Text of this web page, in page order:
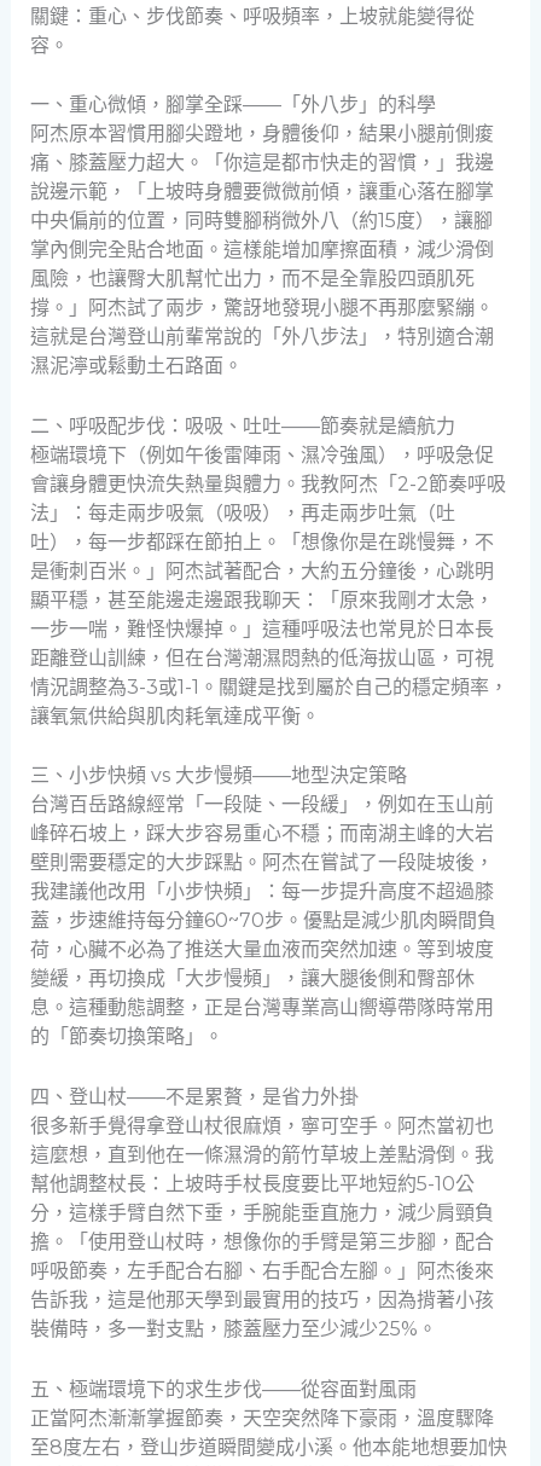
關鍵：重心、步伐節奏、呼吸頻率，上坡就能變得從
容。
一、重心微傾，腳掌全踩——「外八步」的科學
阿杰原本習慣用腳尖蹬地，身體後仰，結果小腿前側痠
痛、膝蓋壓力超大。「你這是都市快走的習慣，」我邊
說邊示範，「上坡時身體要微微前傾，讓重心落在腳掌
中央偏前的位置，同時雙腳稍微外八（約15度），讓腳
掌內側完全貼合地面。這樣能增加摩擦面積，減少滑倒
風險，也讓臀大肌幫忙出力，而不是全靠股四頭肌死
撐。」阿杰試了兩步，驚訝地發現小腿不再那麼緊繃。
這就是台灣登山前輩常說的「外八步法」，特別適合潮
濕泥濘或鬆動土石路面。
二、呼吸配步伐：吸吸、吐吐——節奏就是續航力
極端環境下（例如午後雷陣雨、濕冷強風），呼吸急促
會讓身體更快流失熱量與體力。我教阿杰「2-2節奏呼吸
法」：每走兩步吸氣（吸吸），再走兩步吐氣（吐
吐），每一步都踩在節拍上。「想像你是在跳慢舞，不
是衝刺百米。」阿杰試著配合，大約五分鐘後，心跳明
顯平穩，甚至能邊走邊跟我聊天：「原來我剛才太急，
一步一喘，難怪快爆掉。」這種呼吸法也常見於日本長
距離登山訓練，但在台灣潮濕悶熱的低海拔山區，可視
情況調整為3-3或1-1。關鍵是找到屬於自己的穩定頻率，
讓氧氣供給與肌肉耗氧達成平衡。
三、小步快頻 vs 大步慢頻——地型決定策略
台灣百岳路線經常「一段陡、一段緩」，例如在玉山前
峰碎石坡上，踩大步容易重心不穩；而南湖主峰的大岩
壁則需要穩定的大步踩點。阿杰在嘗試了一段陡坡後，
我建議他改用「小步快頻」：每一步提升高度不超過膝
蓋，步速維持每分鐘60~70步。優點是減少肌肉瞬間負
荷，心臟不必為了推送大量血液而突然加速。等到坡度
變緩，再切換成「大步慢頻」，讓大腿後側和臀部休
息。這種動態調整，正是台灣專業高山嚮導帶隊時常用
的「節奏切換策略」。
四、登山杖——不是累贅，是省力外掛
很多新手覺得拿登山杖很麻煩，寧可空手。阿杰當初也
這麼想，直到他在一條濕滑的箭竹草坡上差點滑倒。我
幫他調整杖長：上坡時手杖長度要比平地短約5-10公
分，這樣手臂自然下垂，手腕能垂直施力，減少肩頸負
擔。「使用登山杖時，想像你的手臂是第三步腳，配合
呼吸節奏，左手配合右腳、右手配合左腳。」阿杰後來
告訴我，這是他那天學到最實用的技巧，因為揹著小孩
裝備時，多一對支點，膝蓋壓力至少減少25%。
五、極端環境下的求生步伐——從容面對風雨
正當阿杰漸漸掌握節奏，天空突然降下豪雨，溫度驟降
至8度左右，登山步道瞬間變成小溪。他本能地想要加快